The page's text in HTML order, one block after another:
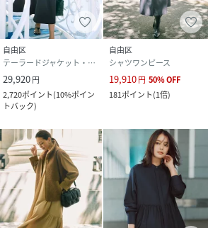
自由区
テーラードジャケット・ブレザー
29,920円
2,720ポイント(10%ポイン
トバック)
自由区
シャツワンピース
19,910円 50%OFF
181ポイント(1倍)